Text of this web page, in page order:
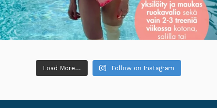
Load More... Follow on Instagram